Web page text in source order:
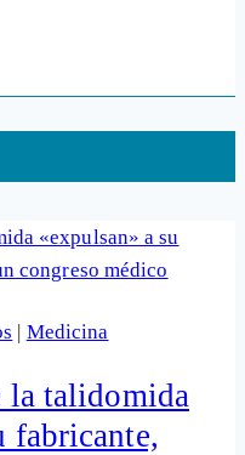
Medicina
la talidomida
fabricante,